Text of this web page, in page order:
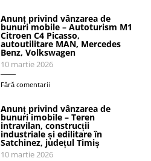
Anunț privind vânzarea de
bunuri mobile – Autoturism M1
Citroen C4 Picasso,
autoutilitare MAN, Mercedes
Benz, Volkswagen
10 martie 2026
Fără comentarii
Anunț privind vânzarea de
bunuri imobile – Teren
intravilan, construcții
industriale și edilitare în
Satchinez, județul Timiș
10 martie 2026